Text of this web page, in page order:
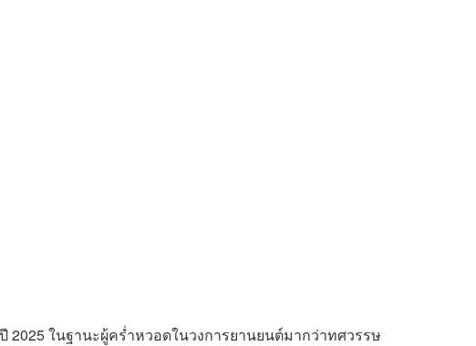
2025 ในฐานะผู้คร่ำหวอดในวงการยานยนต์มากว่าทศวรรษ